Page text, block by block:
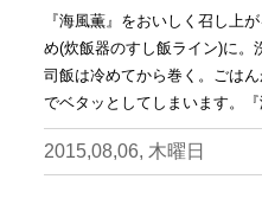
『海風薫』をおいしく召し上
め(炊飯器のすし飯ライン)に
司飯は冷めてから巻く。ごは
でベタッとしてしまいます。
2015,08,06, 木曜日